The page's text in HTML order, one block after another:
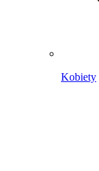
Kobiety